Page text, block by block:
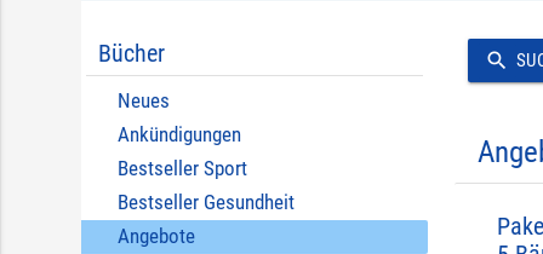
Bücher
Neues
Ankündigungen
Bestseller Sport
Bestseller Gesundheit
Angebote
search